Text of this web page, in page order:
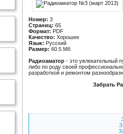
Номер: 3
Страниц: 65
Формат: PDF
Качество: Хорошее
Язык: Русский
Размер: 60.5 Мб
Радиоаматор - это увлекательный
либо по роду своей
разработкой и ремонтом
Забрать